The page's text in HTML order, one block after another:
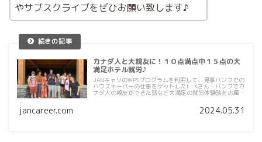
やサブスクライブをぜひお願い致します♪
カナダ人と大親友に！１０点満点中１５点の大
満足ホテル就労♪
JANキャリのWPSプログラムを利用して、見事バンフでの
ハウスキーパーの仕事をゲットしたI・Kさん！バンフでカ
ナダ人の親友ができた話など大満足の就労体験談をお届け
jancareer.com 2024.05.31